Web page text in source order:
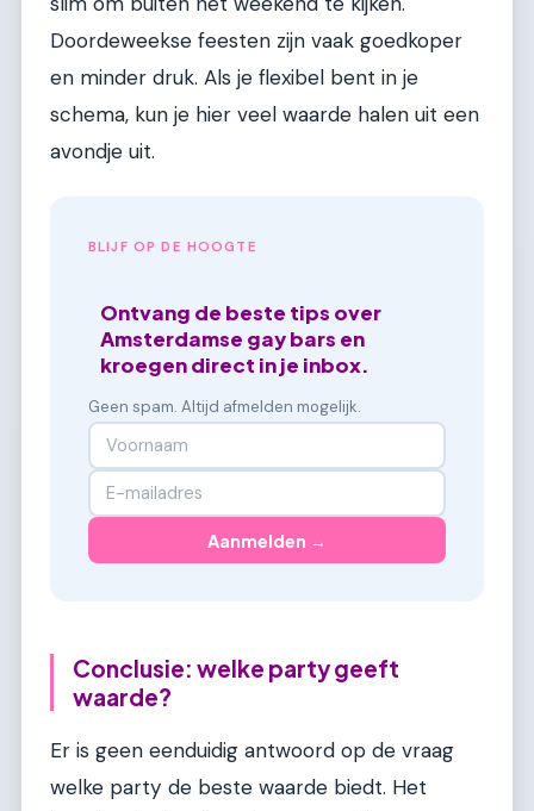
Doordeweekse feesten zijn vaak goedkoper
en minder druk. Als je flexibel bent in je
schema, kun je hier veel waarde halen uit een
avondje uit.
BLIJF OP DE HOOGTE
Ontvang de beste tips over
Amsterdamse gay bars en
kroegen direct in je inbox.
Geen spam. Altijd afmelden mogelijk.
Aanmelden →
Conclusie: welke party geeft
waarde?
Er is geen eenduidig antwoord op de vraag
welke party de beste waarde biedt. Het